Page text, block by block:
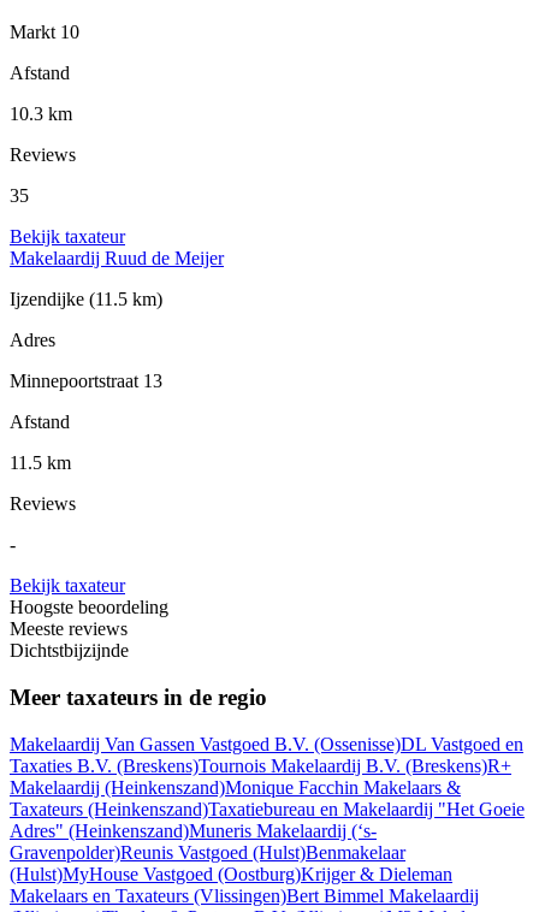
Markt 10
Afstand
10.3 km
Reviews
35
Bekijk taxateur
Makelaardij Ruud de Meijer
Ijzendijke (11.5 km)
Adres
Minnepoortstraat 13
Afstand
11.5 km
Reviews
-
Bekijk taxateur
Hoogste beoordeling
Meeste reviews
Dichtstbijzijnde
Meer taxateurs in de regio
Makelaardij Van Gassen Vastgoed B.V. (Ossenisse)DL Vastgoed en
Taxaties B.V. (Breskens)Tournois Makelaardij B.V. (Breskens)R+
Makelaardij (Heinkenszand)Monique Facchin Makelaars &
Taxateurs (Heinkenszand)Taxatiebureau en Makelaardij "Het Goeie
Adres" (Heinkenszand)Muneris Makelaardij (‘s-
Gravenpolder)Reunis Vastgoed (Hulst)Benmakelaar
(Hulst)MyHouse Vastgoed (Oostburg)Krijger & Dieleman
Makelaars en Taxateurs (Vlissingen)Bert Bimmel Makelaardij